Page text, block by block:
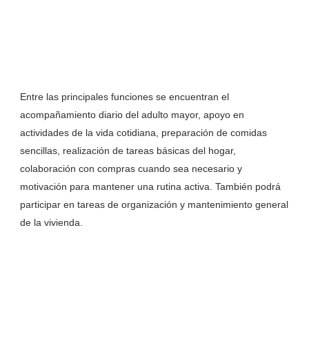
Entre las principales funciones se encuentran el
acompañamiento diario del adulto mayor, apoyo en
actividades de la vida cotidiana, preparación de comidas
sencillas, realización de tareas básicas del hogar,
colaboración con compras cuando sea necesario y
motivación para mantener una rutina activa. También podrá
participar en tareas de organización y mantenimiento general
de la vivienda.